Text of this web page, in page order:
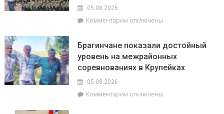
на
чужие
проблемы
спасатели
Брагинщины
усиливают
профилактику
05.08.2026
Комментарии к
районном
семинаре-
практикуме
«Пераможнік»
отключены
Брагинчане показали достойный
уровень на межрайонных
соревнованиях в Крупейках
05.08.2026
Комментарии котключены